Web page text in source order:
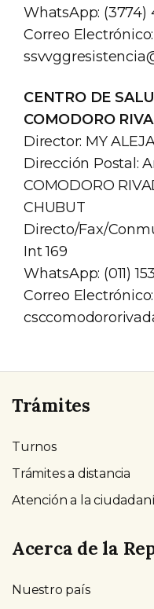
WhatsApp: (3774)
Correo Electrónico:
CENTRO DE
COMODORO
Director: MY
Dirección Postal:
COMODORO
CHUBUT
Directo/Fax/
Int 169
WhatsApp: (011)
Correo Electrónico:
Trámites
Turnos
Trámites a distancia
Atención a la
Acerca de la
Nuestro país